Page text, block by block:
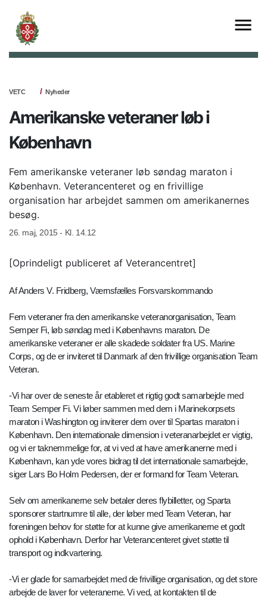
VETC Nyheder
Amerikanske veteraner løb i
København
Fem amerikanske veteraner løb søndag maraton i
København. Veterancenteret og en frivillige
organisation har arbejdet sammen om amerikanernes
besøg.
26. maj, 2015 - Kl. 14.12
[Oprindeligt publiceret af Veterancentret]
Af Anders V. Fridberg, Værnsfælles Forsvarskommando
Fem veteraner fra den amerikanske veteranorganisation, Team
Semper Fi, løb søndag med i Københavns maraton. De
amerikanske veteraner er alle skadede soldater fra US. Marine
Corps, og de er inviteret til Danmark af den frivillige organisation Team
Veteran.
-Vi har over de seneste år etableret et rigtig godt samarbejde med
Team Semper Fi. Vi løber sammen med dem i Marinekorpsets
maraton i Washington og inviterer dem over til Spartas maraton i
København. Den internationale dimension i veteranarbejdet er vigtig,
og vi er taknemmelige for, at vi ved at have amerikanerne med i
København, kan yde vores bidrag til det internationale samarbejde,
siger Lars Bo Holm Pedersen, der er formand for Team Veteran.
Selv om amerikanerne selv betaler deres flybilletter, og Sparta
sponsorer startnumre til alle, der løber med Team Veteran, har
foreningen behov for støtte for at kunne give amerikanerne et godt
ophold i København. Derfor har Veterancenteret givet støtte til
transport og indkvartering.
-Vi er glade for samarbejdet med de frivillige organisation, og det store
arbejde de laver for veteranerne. Vi ved, at kontakten til de